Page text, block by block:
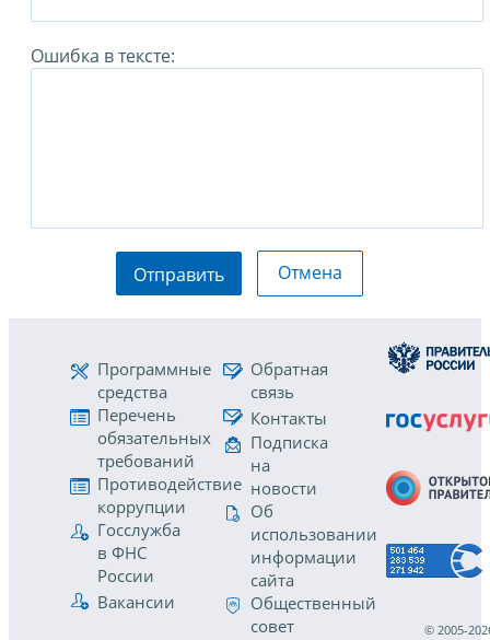
Ошибка в тексте:
Отправить Отмена
Программные
средства
Перечень
обязательных
требований
Противодействие
коррупции
Госслужба
в ФНС
России
Вакансии
Обратная
связь
Контакты
Подписка
на
новости
Об
использовании
информации
сайта
Общественный
совет
© 2005-